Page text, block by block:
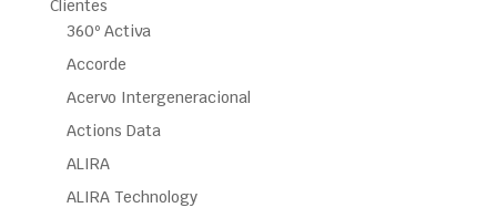
Clientes
360º Activa
Accorde
Acervo Intergeneracional
Actions Data
ALIRA
ALIRA Technology